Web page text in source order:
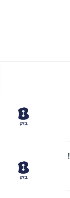
נציגי /ות שירות ומכירה בחיפה - מענק 12K!